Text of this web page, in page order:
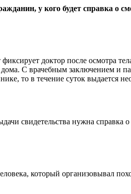
у кого будет справка о
доктор после осмотра
С врачебным заключением и
то в течение суток выдается
свидетельства нужна
который организовывал